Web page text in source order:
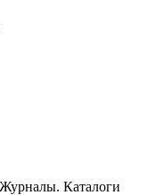
Журналы. Каталоги